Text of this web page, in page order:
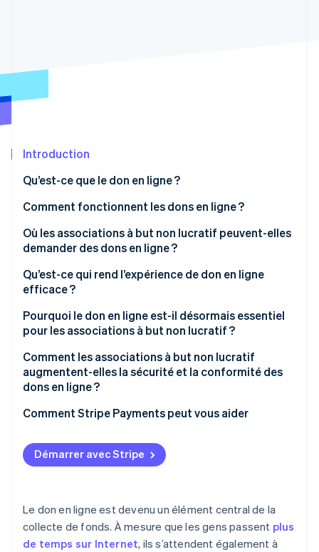
Climate
Vérification de l'identité
Stripe Sessions 2026
Découvrez comment Stripe construit l’infrastructure
Introduction
Qu’est-ce que le don en ligne ?
Comment fonctionnent les dons en ligne ?
Où les associations à but non lucratif peuvent-elles
demander des dons en ligne ?
Qu’est-ce qui rend l’expérience de don en ligne
efficace ?
Pourquoi le don en ligne est-il désormais essentiel
pour les associations à but non lucratif ?
Comment les associations à but non lucratif
augmentent-elles la sécurité et la conformité des
dons en ligne ?
Comment Stripe Payments peut vous aider
Démarrer avec Stripe
Le don en ligne est devenu un élément central de la
collecte de fonds. À mesure que les gens passent plus
de temps sur Internet, ils s’attendent également à